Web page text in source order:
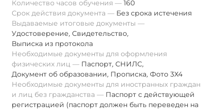
Количество часов обучения
160
Срок действия документа
Без срока истечения
Выдаваемые итоговые документы
Удостоверение, Свидетельство,
Выписка из протокола
Необходимые документы для оформления
физических лиц
Паспорт, СНИЛС,
Документ об образовании, Прописка, Фото 3Х4
Необходимые документы для иностранных граждан
и лиц без гражданства
Паспорт с действующей
регистрацией (паспорт должен быть переведен на